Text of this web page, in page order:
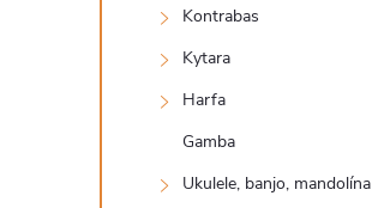
Kontrabas
Kytara
Harfa
Gamba
Ukulele, banjo, mandolína